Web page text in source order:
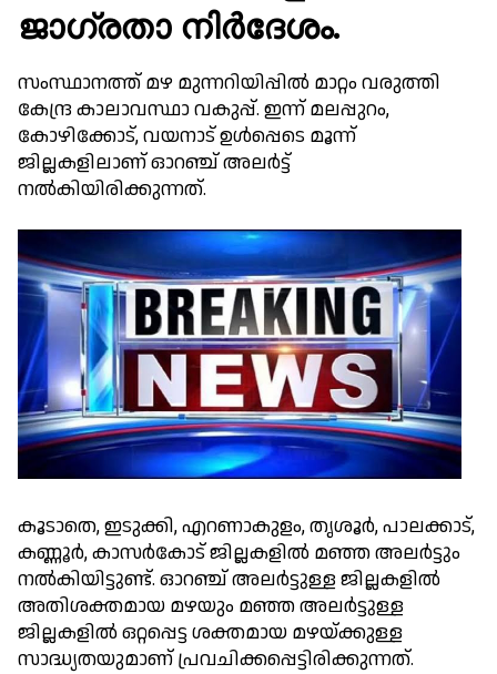
ജാഗ്രതാ നിര്‍ദേശം.
സംസ്ഥാനത്ത് മഴ മുന്നറിയിപ്പില്‍ മാറ്റം വരുത്തി
കേന്ദ്ര കാലാവസ്ഥാ വകുപ്പ്. ഇന്ന് മലപ്പുറം,
കോഴിക്കോട്, വയനാട് ഉള്‍പ്പെടെ മൂന്ന്
ജില്ലകളിലാണ് ഓറഞ്ച് അലർട്ട്
നല്‍കിയിരിക്കുന്നത്.
കൂടാതെ, ഇടുക്കി, എറണാകുളം, തൃശൂർ, പാലക്കാട്,
കണ്ണൂർ, കാസർകോട് ജില്ലകളില്‍ മഞ്ഞ അലർട്ടും
നല്‍കിയിട്ടുണ്ട്. ഓറഞ്ച് അലർട്ടുള്ള ജില്ലകളില്‍
അതിശക്തമായ മഴയും മഞ്ഞ അലർട്ടുള്ള
ജില്ലകളില്‍ ഒറ്റപ്പെട്ട ശക്തമായ മഴയ്ക്കുള്ള
സാദ്ധ്യതയുമാണ് പ്രവചിക്കപ്പെട്ടിരിക്കുന്നത്.